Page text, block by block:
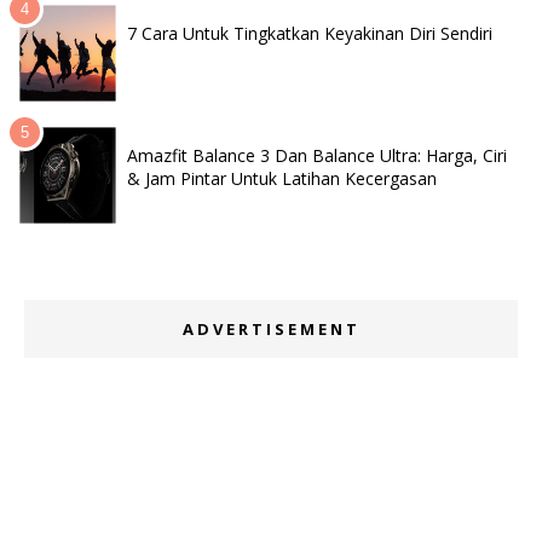
7 Cara Untuk Tingkatkan Keyakinan Diri Sendiri
Amazfit Balance 3 Dan Balance Ultra: Harga, Ciri
& Jam Pintar Untuk Latihan Kecergasan
ADVERTISEMENT